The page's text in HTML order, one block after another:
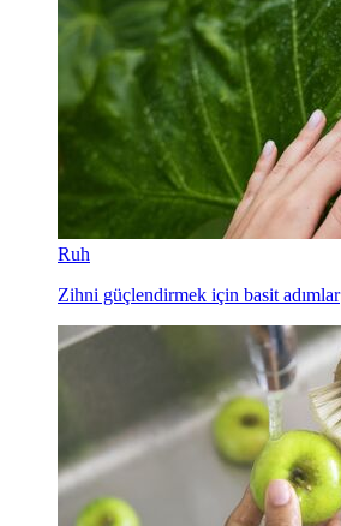
Ruh
Zihni güçlendirmek için basit adımlar